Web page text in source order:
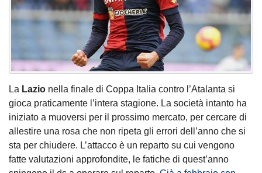
La Lazio nella finale di Coppa Italia contro l’Atalanta si
gioca praticamente l’intera stagione. La società intanto ha
iniziato a muoversi per il prossimo mercato, per cercare di
allestire una rosa che non ripeta gli errori dell’anno che si
sta per chiudere. L’attacco è un reparto su cui vengono
fatte valutazioni approfondite, le fatiche di quest’anno